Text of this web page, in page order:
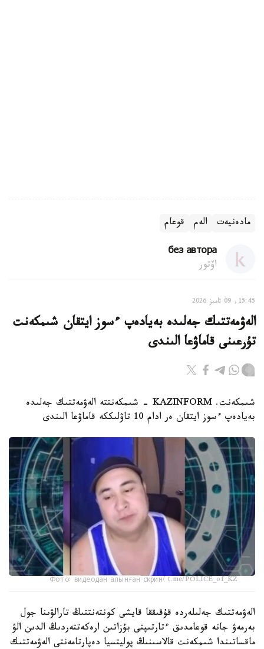
مادەنيەت الەم قوعام
без автора
اۆتور
15:45, 09 تامىز 2026
الەۋمەتتىك جەلىدە بەيادەپ ءسوز ايتقان شىمكەنت
تۇرعىنى قاماۋعا الىندى
شىمكەنت. KAZINFORM - شىمكەنتتە الەۋمەتتىك جەلىدە
بەيادەپ ءسوز ايتقان ەر ادام 10 تاۋلىككە قاماۋعا الىندى
Фото: видеодан алынған скрин/ t.me/POLICE_of_KZ
الەۋمەتتىك جەلىلەردە قۇقىققا قايشى كونتەنتتىڭ تارالۋىنا جول
بەرمەۋ جانە قوعامدىق ءتارتىپتى بۇزاتىن ارەكەتتەردىڭ الدىن الۋ
ماقساتىندا شىمكەنت قالاسىنىڭ پوليتسيا دەپارتامەنتى الەۋمەتتىك